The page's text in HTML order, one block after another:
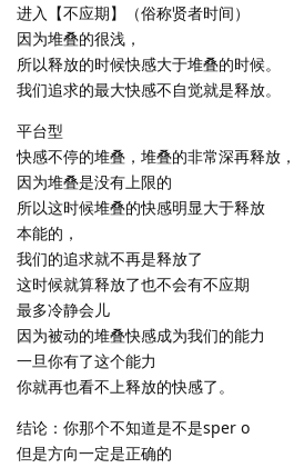
进入【不应期】（俗称贤者时间）
因为堆叠的很浅，
所以释放的时候快感大于堆叠的时候。
我们追求的最大快感不自觉就是释放。
平台型
快感不停的堆叠，堆叠的非常深再释放，
因为堆叠是没有上限的
所以这时候堆叠的快感明显大于释放
本能的，
我们的追求就不再是释放了
这时候就算释放了也不会有不应期
最多冷静会儿
因为被动的堆叠快感成为我们的能力
一旦你有了这个能力
你就再也看不上释放的快感了。
结论：你那个不知道是不是sper o
但是方向一定是正确的